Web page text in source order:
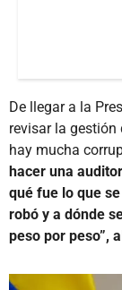
De llegar a la
revisar la gestión
hay mucha
hacer una
qué fue lo que
robó y a dónde
peso por peso”,